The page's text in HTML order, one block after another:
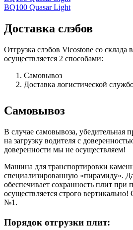
BQ100 Quasar Light
Доставка слэбов
Отгрузка слэбов Vicostone со
осуществляется 2 способами:
Самовывоз
Доставка логистической
Самовывоз
В случае самовывоза, убедительная
на загрузку водителя с
доверенности мы не осуществляем!
Машина для транспортировки
специализированную «пирамиду».
обеспечивает сохранность плит при
осуществляется строго
№1.
Порядок отгрузки плит: